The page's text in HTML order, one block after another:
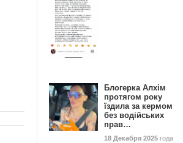
Блогерка Алхім
протягом року
їздила за кермом
без водійських
прав…
18 Декабря 2025 года